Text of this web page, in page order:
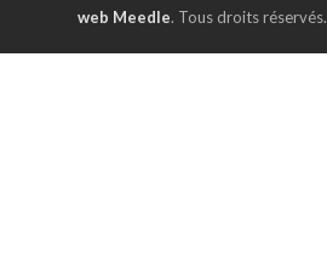
web Meedle. Tous droits réservés.